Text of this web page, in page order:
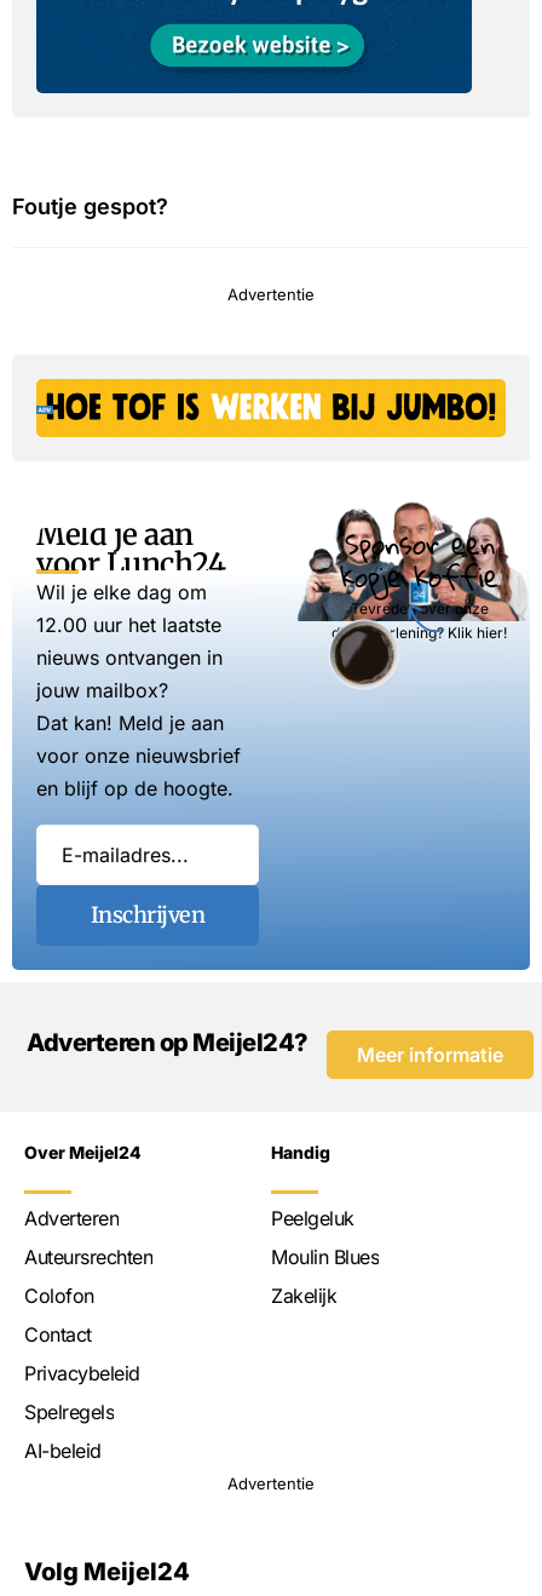
Foutje gespot?
Advertentie
Meld je aan
voor Lunch24
Wil je elke dag om
12.00 uur het laatste
nieuws ontvangen in
jouw mailbox?
Dat kan! Meld je aan
voor onze nieuwsbrief
en blijf op de hoogte.
Inschrijven
Sponsor een
kopje koffie
Tevreden over onze
dienstverlening? Klik hier!
Adverteren op Meijel24? Meer informatie
Over Meijel24
Adverteren
Auteursrechten
Colofon
Contact
Privacybeleid
Spelregels
AI-beleid
Handig
Peelgeluk
Moulin Blues
Zakelijk
Advertentie
Volg Meijel24